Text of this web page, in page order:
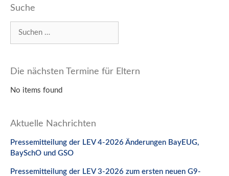
Suche
Die nächsten Termine für Eltern
No items found
Aktuelle Nachrichten
Pressemitteilung der LEV 4-2026 Änderungen BayEUG,
BaySchO und GSO
Pressemitteilung der LEV 3-2026 zum ersten neuen G9-